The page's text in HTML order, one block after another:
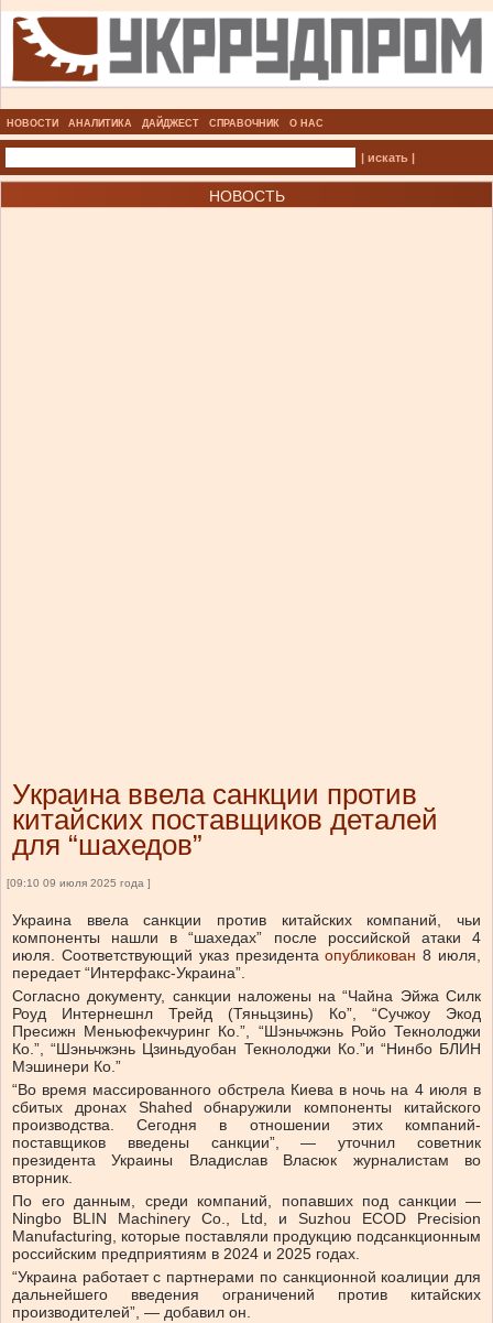
НОВОСТИ АНАЛИТИКА ДАЙДЖЕСТ СПРАВОЧНИК О НАС
| искать |
НОВОСТЬ
Украина ввела санкции против
китайских поставщиков деталей
для “шахедов”
[09:10 09 июля 2025 года ]
Украина ввела санкции против китайских компаний, чьи
компоненты нашли в “шахедах” после российской атаки 4
июля. Соответствующий указ президента опубликован 8 июля,
передает “Интерфакс-Украина”.
Согласно документу, санкции наложены на “Чайна Эйжа Силк
Роуд Интернешнл Трейд (Тяньцзинь) Ко”, “Сучжоу Экод
Пресижн Меньюфекчуринг Ко.”, “Шэньчжэнь Ройо Текнолоджи
Ко.”, “Шэньчжэнь Цзиньдуобан Текнолоджи Ко.”и “Нинбо БЛИН
Мэшинери Ко.”
“Во время массированного обстрела Киева в ночь на 4 июля в
сбитых дронах Shahed обнаружили компоненты китайского
производства. Сегодня в отношении этих компаний-
поставщиков введены санкции”, — уточнил советник
президента Украины Владислав Власюк журналистам во
вторник.
По его данным, среди компаний, попавших под санкции —
Ningbo BLIN Machinery Co., Ltd, и Suzhou ECOD Precision
Manufacturing, которые поставляли продукцию подсанкционным
российским предприятиям в 2024 и 2025 годах.
“Украина работает с партнерами по санкционной коалиции для
дальнейшего введения ограничений против китайских
производителей”, — добавил он.